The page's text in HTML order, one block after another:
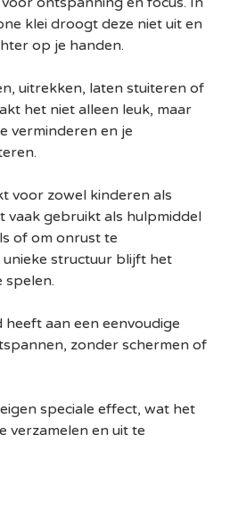
klei droogt deze niet uit en
op je handen.
uitrekken, laten stuiteren of
het niet alleen leuk, maar
verminderen en je
voor zowel kinderen als
vaak gebruikt als hulpmiddel
of om onrust te
structuur blijft het
spelen.
aan een eenvoudige
zonder schermen of
speciale effect, wat het
verzamelen en uit te